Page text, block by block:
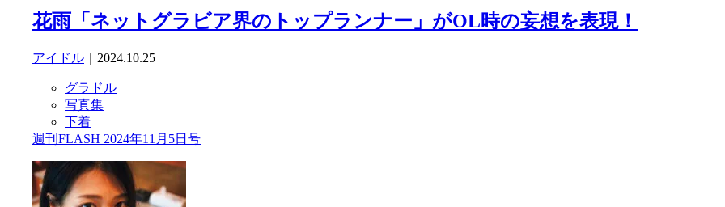
花雨「ネットグラビア界のトップランナー」がOL時の妄想を表現！
アイドル ｜2024.10.25
グラドル
写真集
下着
週刊FLASH 2024年11月5日号